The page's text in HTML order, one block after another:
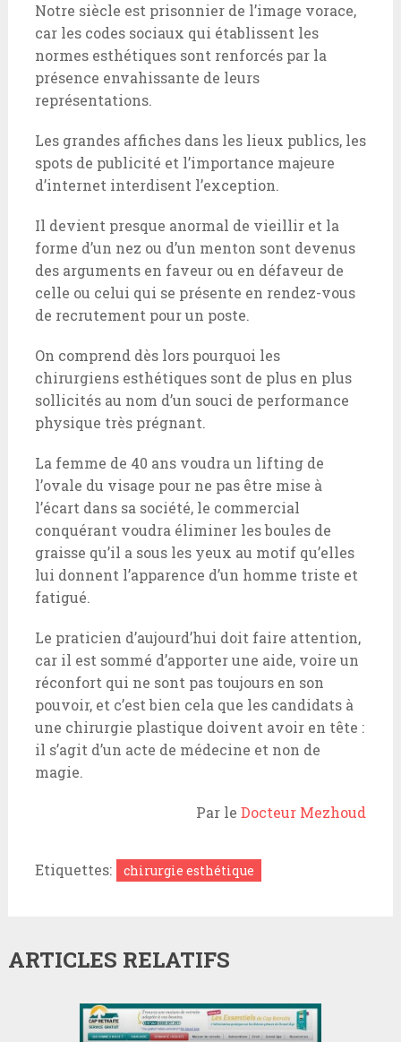
Notre siècle est prisonnier de l’image vorace,
car les codes sociaux qui établissent les
normes esthétiques sont renforcés par la
présence envahissante de leurs
représentations.
Les grandes affiches dans les lieux publics, les
spots de publicité et l’importance majeure
d’internet interdisent l’exception.
Il devient presque anormal de vieillir et la
forme d’un nez ou d’un menton sont devenus
des arguments en faveur ou en défaveur de
celle ou celui qui se présente en rendez-vous
de recrutement pour un poste.
On comprend dès lors pourquoi les
chirurgiens esthétiques sont de plus en plus
sollicités au nom d’un souci de performance
physique très prégnant.
La femme de 40 ans voudra un lifting de
l’ovale du visage pour ne pas être mise à
l’écart dans sa société, le commercial
conquérant voudra éliminer les boules de
graisse qu’il a sous les yeux au motif qu’elles
lui donnent l’apparence d’un homme triste et
fatigué.
Le praticien d’aujourd’hui doit faire attention,
car il est sommé d’apporter une aide, voire un
réconfort qui ne sont pas toujours en son
pouvoir, et c’est bien cela que les candidats à
une chirurgie plastique doivent avoir en tête :
il s’agit d’un acte de médecine et non de
magie.
Par leDocteur Mezhoud
Etiquettes: chirurgie esthétique
ARTICLES RELATIFS